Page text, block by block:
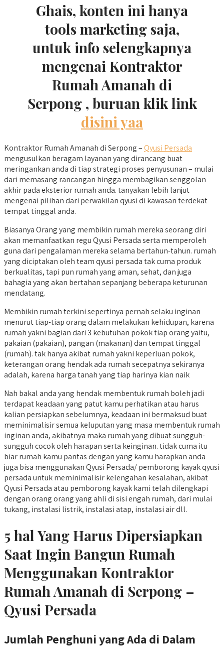
Ghais, konten ini hanya
tools marketing saja,
untuk info selengkapnya
mengenai Kontraktor
Rumah Amanah di
Serpong , buruan klik link
disini yaa
Kontraktor Rumah Amanah di Serpong –Qyusi Persada
mengusulkan beragam layanan yang dirancang buat
meringankan anda di tiap strategi proses penyusunan – mulai
dari memasang rancangan hingga membagikan senggolan
akhir pada eksterior rumah anda. tanyakan lebih lanjut
mengenai pilihan dari perwakilan qyusi di kawasan terdekat
tempat tinggal anda.
Biasanya Orang yang membikin rumah mereka seorang diri
akan memanfaatkan regu Qyusi Persada serta memperoleh
guna dari pengalaman mereka selama bertahun-tahun. rumah
yang diciptakan oleh team qyusi persada tak cuma produk
berkualitas, tapi pun rumah yang aman, sehat, dan juga
bahagia yang akan bertahan sepanjang beberapa keturunan
mendatang.
Membikin rumah terkini sepertinya pernah selaku inginan
menurut tiap-tiap orang dalam melakukan kehidupan, karena
rumah yakni bagian dari 3 kebutuhan pokok tiap orang yaitu,
pakaian (pakaian), pangan (makanan) dan tempat tinggal
(rumah). tak hanya akibat rumah yakni keperluan pokok,
keterangan orang hendak ada rumah secepatnya sekiranya
adalah, karena harga tanah yang tiap harinya kian naik
Nah bakal anda yang hendak membentuk rumah boleh jadi
terdapat keadaan yang patut kamu perhatikan atau harus
kalian persiapkan sebelumnya, keadaan ini bermaksud buat
meminimalisir semua keluputan yang masa membentuk rumah
inginan anda, akibatnya maka rumah yang dibuat sungguh-
sungguh cocok oleh harapan serta keinginan. tidak cuma itu
biar rumah kamu pantas dengan yang kamu harapkan anda
juga bisa menggunakan Qyusi Persada/ pemborong kayak qyusi
persada untuk meminimalisir kelengahan kesalahan, akibat
Qyusi Persada atau pemborong kayak kami telah dilengkapi
dengan orang orang yang ahli di sisi engah rumah, dari mulai
tukang, instalasi listrik, instalasi atap, instalasi air dll.
5 hal Yang Harus Dipersiapkan
Saat Ingin Bangun Rumah
Menggunakan Kontraktor
Rumah Amanah di Serpong –
Qyusi Persada
Jumlah Penghuni yang Ada di Dalam